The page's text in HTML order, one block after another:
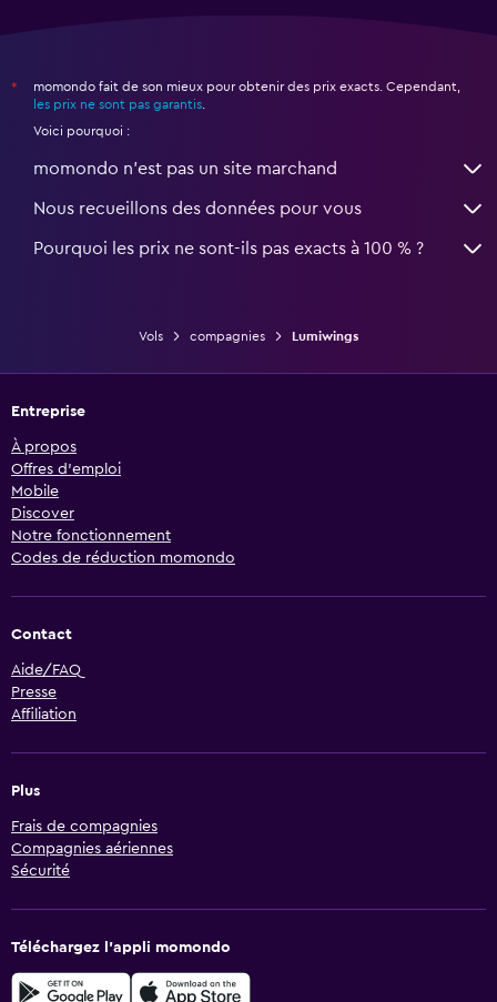
*
momondo fait de son mieux pour obtenir des prix exacts. Cependant,
les prix ne sont pas garantis
Voici pourquoi :
momondo n'est pas un site marchand
Nous recueillons des données pour vous
Pourquoi les prix ne sont-ils pas exacts à 100 % ?
Vols compagnies Lumiwings
Entreprise
À propos
Offres d’emploi
Mobile
Discover
Notre fonctionnement
Codes de réduction momondo
Contact
Aide/FAQ
Presse
Affiliation
Plus
Frais de compagnies
Compagnies aériennes
Sécurité
Téléchargez l’appli momondo